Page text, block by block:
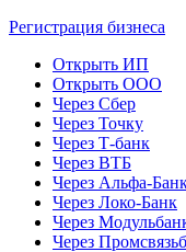
Регистрация бизнеса
Открыть ИП
Открыть ООО
Через Сбер
Через Точку
Через Т-банк
Через ВТБ
Через Альфа-
Через Локо-Банк
Через
Через